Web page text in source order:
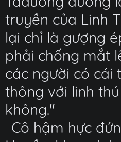
truyền của Linh
lại chỉ là gượng
phải chống mắt
các người có cái
thông với linh
không."
Cô hậm hực